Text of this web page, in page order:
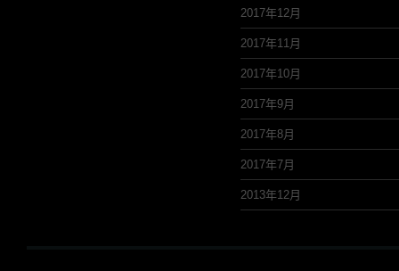
2017年12月
2017年11月
2017年10月
2017年9月
2017年8月
2017年7月
2013年12月